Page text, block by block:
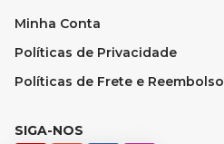
Minha Conta
Políticas de Privacidade
Políticas de Frete e Reembolso
SIGA-NOS